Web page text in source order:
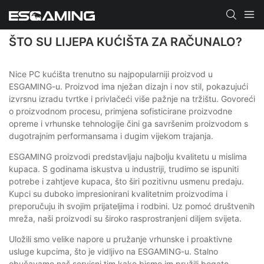
ŠTO SU LIJEPA KUĆIŠTA ZA RAČUNALO?
Nice PC kućišta trenutno su najpopularniji proizvod u
ESGAMING-u. Proizvod ima nježan dizajn i nov stil, pokazujući
izvrsnu izradu tvrtke i privlačeći više pažnje na tržištu. Govoreći
o proizvodnom procesu, primjena sofisticirane proizvodne
opreme i vrhunske tehnologije čini ga savršenim proizvodom s
dugotrajnim performansama i dugim vijekom trajanja.
ESGAMING proizvodi predstavljaju najbolju kvalitetu u mislima
kupaca. S godinama iskustva u industriji, trudimo se ispuniti
potrebe i zahtjeve kupaca, što širi pozitivnu usmenu predaju.
Kupci su duboko impresionirani kvalitetnim proizvodima i
preporučuju ih svojim prijateljima i rodbini. Uz pomoć društvenih
mreža, naši proizvodi su široko rasprostranjeni diljem svijeta.
Uložili smo velike napore u pružanje vrhunske i proaktivne
usluge kupcima, što je vidljivo na ESGAMING-u. Stalno